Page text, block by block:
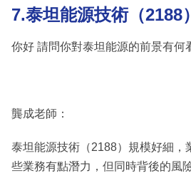
7.泰坦能源技術（2188）
你好 請問你對泰坦能源的前景有何
龔成老師：
泰坦能源技術（2188）規模好細，
些業務有點潛力，但同時背後的風